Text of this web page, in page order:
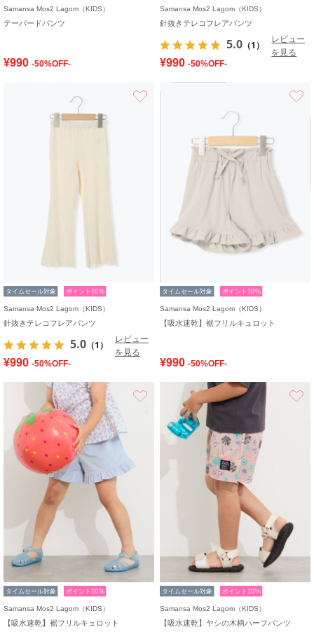
Samansa Mos2 Lagom（KIDS）
テーパードパンツ
¥990 -50%OFF-
Samansa Mos2 Lagom（KIDS）
針抜きテレコフレアパンツ
5.0 （1）
レビュー
を見る
¥990 -50%OFF-
タイムセール対象 ポイント10%
Samansa Mos2 Lagom（KIDS）
針抜きテレコフレアパンツ
5.0 （1）
レビュー
を見る
¥990 -50%OFF-
タイムセール対象 ポイント10%
Samansa Mos2 Lagom（KIDS）
【吸水速乾】裾フリルキュロット
¥990 -50%OFF-
お気に入り
タイムセール対象 ポイント10%
Samansa Mos2 Lagom（KIDS）
【吸水速乾】裾フリルキュロット
タイムセール対象 ポイント10%
Samansa Mos2 Lagom（KIDS）
【吸水速乾】ヤシの木柄ハーフパンツ